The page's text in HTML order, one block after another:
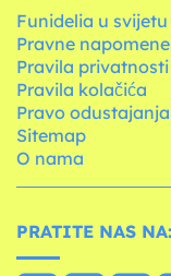
Funidelia u svijetu
Pravne
Pravila privatnosti
Pravila kolačića
Pravo odustajanja
Sitemap
O nama
PRATITE NAS